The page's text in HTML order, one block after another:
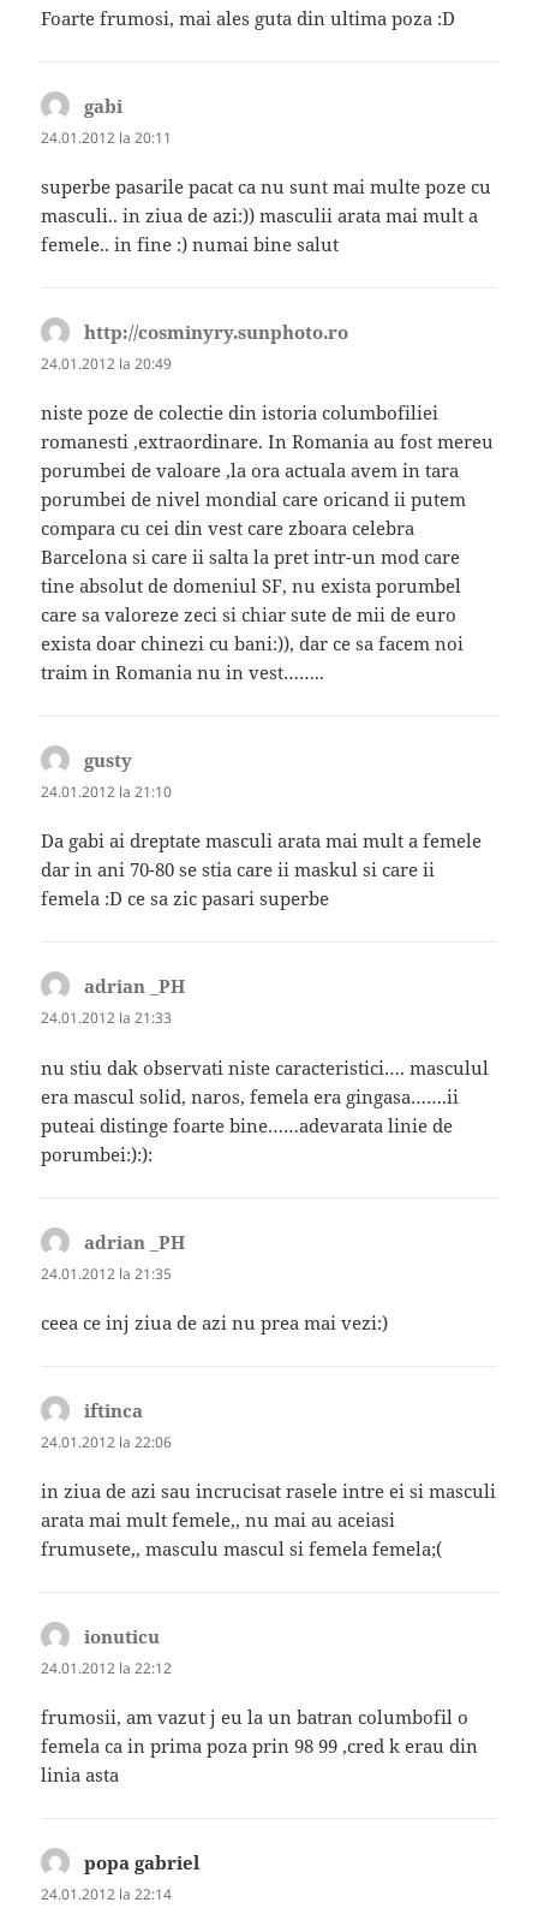
Foarte frumosi, mai ales guta din ultima poza :D
gabi
24.01.2012 la 20:11
superbe pasarile pacat ca nu sunt mai multe poze cu
masculi.. in ziua de azi:)) masculii arata mai mult a
femele.. in fine :) numai bine salut
http://cosminyry.sunphoto.ro
24.01.2012 la 20:49
niste poze de colectie din istoria columbofiliei
romanesti ,extraordinare. In Romania au fost mereu
porumbei de valoare ,la ora actuala avem in tara
porumbei de nivel mondial care oricand ii putem
compara cu cei din vest care zboara celebra
Barcelona si care ii salta la pret intr-un mod care
tine absolut de domeniul SF, nu exista porumbel
care sa valoreze zeci si chiar sute de mii de euro
exista doar chinezi cu bani:)), dar ce sa facem noi
traim in Romania nu in vest……..
gusty
24.01.2012 la 21:10
Da gabi ai dreptate masculi arata mai mult a femele
dar in ani 70-80 se stia care ii maskul si care ii
femela :D ce sa zic pasari superbe
adrian _PH
24.01.2012 la 21:33
nu stiu dak observati niste caracteristici…. masculul
era mascul solid, naros, femela era gingasa…….ii
puteai distinge foarte bine……adevarata linie de
porumbei:):):
adrian _PH
24.01.2012 la 21:35
ceea ce inj ziua de azi nu prea mai vezi:)
iftinca
24.01.2012 la 22:06
in ziua de azi sau incrucisat rasele intre ei si masculi
arata mai mult femele,, nu mai au aceiasi
frumusete,, masculu mascul si femela femela;(
ionuticu
24.01.2012 la 22:12
frumosii, am vazut j eu la un batran columbofil o
femela ca in prima poza prin 98 99 ,cred k erau din
linia asta
popa gabriel
24.01.2012 la 22:14